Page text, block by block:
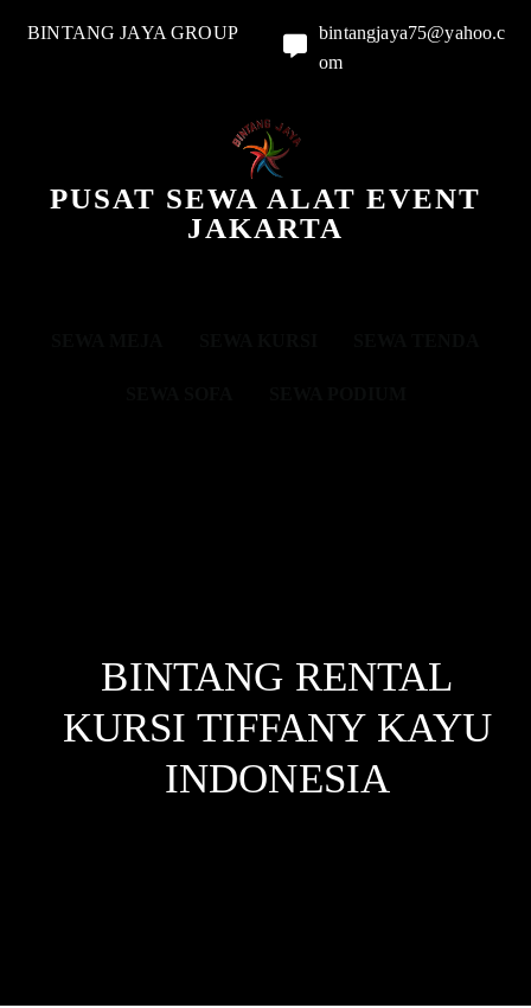
BINTANG JAYA GROUP
bintangjaya75@yahoo.c
om
PUSAT SEWA ALAT EVENT
JAKARTA
BINTANG RENTAL
KURSI TIFFANY KAYU
INDONESIA